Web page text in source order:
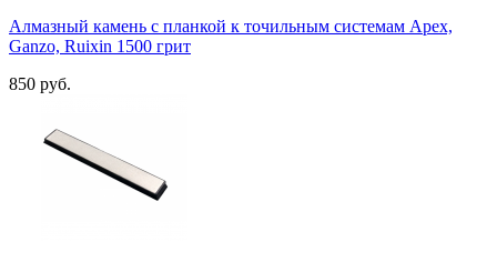
Алмазный камень с планкой к точильным системам Apex,
Ganzo, Ruixin 1500 грит
850 руб.